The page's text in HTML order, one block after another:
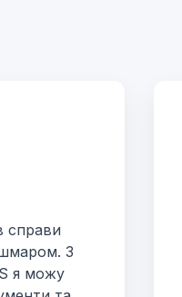
справи
З
я можу